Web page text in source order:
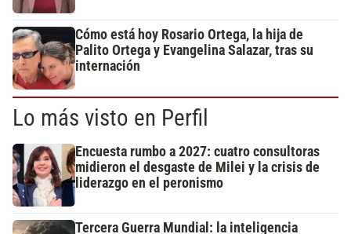
Cómo está hoy Rosario Ortega, la hija de
Palito Ortega y Evangelina Salazar, tras su
internación
Lo más visto en Perfil
Encuesta rumbo a 2027: cuatro consultoras
midieron el desgaste de Milei y la crisis de
liderazgo en el peronismo
Tercera Guerra Mundial: la inteligencia